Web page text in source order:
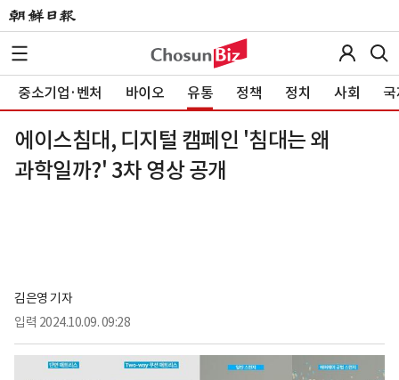
중소기업·벤처 바이오 유통 정책 정치 사회
에이스침대, 디지털 캠페인 '침대는 왜
과학일까?' 3차 영상 공개
김은영 기자
입력 2024.10.09. 09:28